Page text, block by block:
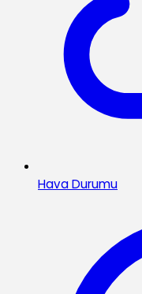
Hava Durumu